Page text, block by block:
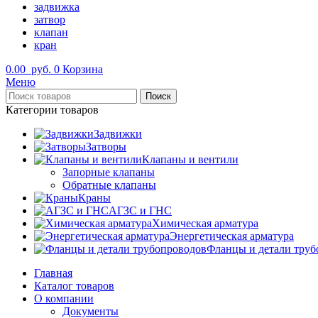
задвижка
затвор
клапан
кран
0.00 руб. 0 Корзина
Меню
Поиск
Категории товаров
Задвижки
Затворы
Клапаны и вентили
Запорные клапаны
Обратные клапаны
Краны
АГЗС и ГНС
Химическая арматура
Энергетическая арматура
Фланцы и детали
Главная
Каталог товаров
О компании
Документы